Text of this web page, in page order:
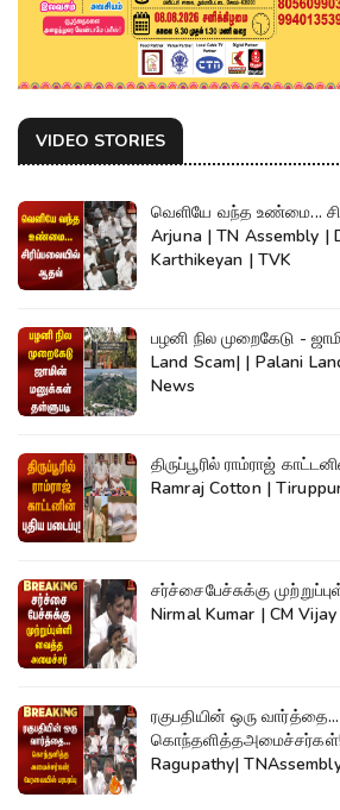
VIDEO STORIES
வெளியே வந்த உண்மை...
Arjuna | TN Assembly |
Karthikeyan | TVK
பழனி நில முறைகேடு -
Land Scam| | Palani
News
திருப்பூரில் ராம்ராஜ்
Ramraj Cotton |
சர்ச்சைபேச்சுக்கு
Nirmal Kumar | CM
ரகுபதியின் ஒரு வார்த்தை...
Ragupathy|